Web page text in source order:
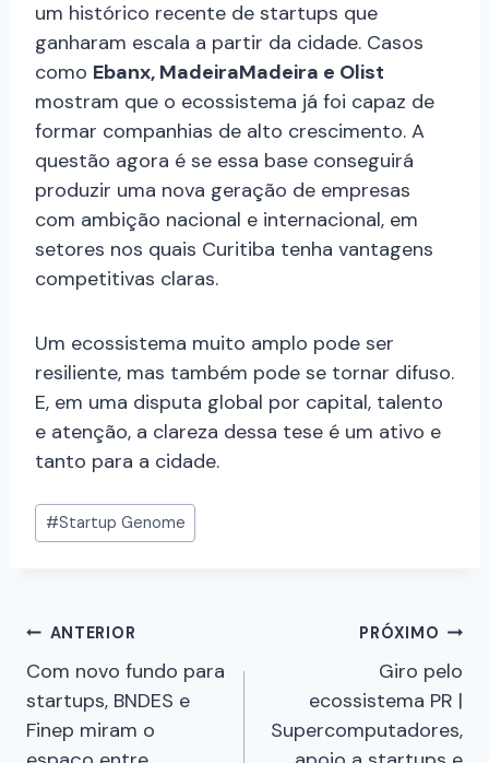
um histórico recente de startups que
ganharam escala a partir da cidade. Casos
como Ebanx, MadeiraMadeira e Olist
mostram que o ecossistema já foi capaz de
formar companhias de alto crescimento. A
questão agora é se essa base conseguirá
produzir uma nova geração de empresas
com ambição nacional e internacional, em
setores nos quais Curitiba tenha vantagens
competitivas claras.
Um ecossistema muito amplo pode ser
resiliente, mas também pode se tornar difuso.
E, em uma disputa global por capital, talento
e atenção, a clareza dessa tese é um ativo e
tanto para a cidade.
#Startup Genome
ANTERIOR
Com novo fundo para
startups, BNDES e
Finep miram o
PRÓXIMO
Giro pelo
ecossistema PR |
Supercomputadores,